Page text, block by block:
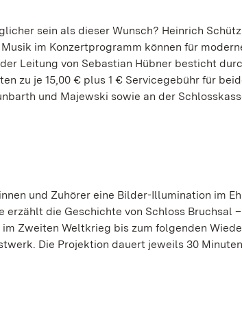
sein als dieser Wunsch? Heinrich
im Konzertprogramm können für
Leitung von Sebastian Hübner besticht
zu je 15,00 € plus 1 € Servicegebühr für
und Majewski sowie an der
und Zuhörer eine Bilder-Illumination im
die Geschichte von Schloss Bruchsal
Zweiten Weltkrieg bis zum folgenden
Die Projektion dauert jeweils 30